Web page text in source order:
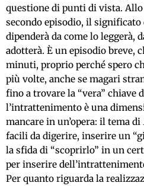
questione di punti di vista.
secondo episodio, il
dipenderà da come lo leggerà,
adotterà. È un episodio breve,
minuti, proprio perché spero
più volte, anche se magari
fino a trovare la “vera” chiave
l’intrattenimento è una
mancare in un’opera: il tema di
facili da digerire, inserire un
la sfida di “scoprirlo” in un
per inserire
Per quanto riguarda la